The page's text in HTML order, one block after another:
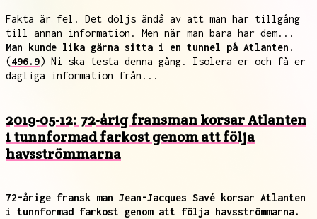
Fakta är fel. Det döljs ändå av att man har tillgång
till annan information. Men när man bara har dem...
Man kunde lika gärna sitta i en tunnel på Atlanten.
(496.9) Ni ska testa denna gång. Isolera er och få er
dagliga information från...
2019-05-12: 72-årig fransman korsar Atlanten
i tunnformad farkost genom att följa
havsströmmarna
72-årige fransk man Jean-Jacques Savé korsar Atlanten
i tunnformad farkost genom att följa havsströmmarna.